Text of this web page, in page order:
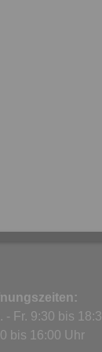
- Fr. 9:30 bis
bis 16:00 Uhr